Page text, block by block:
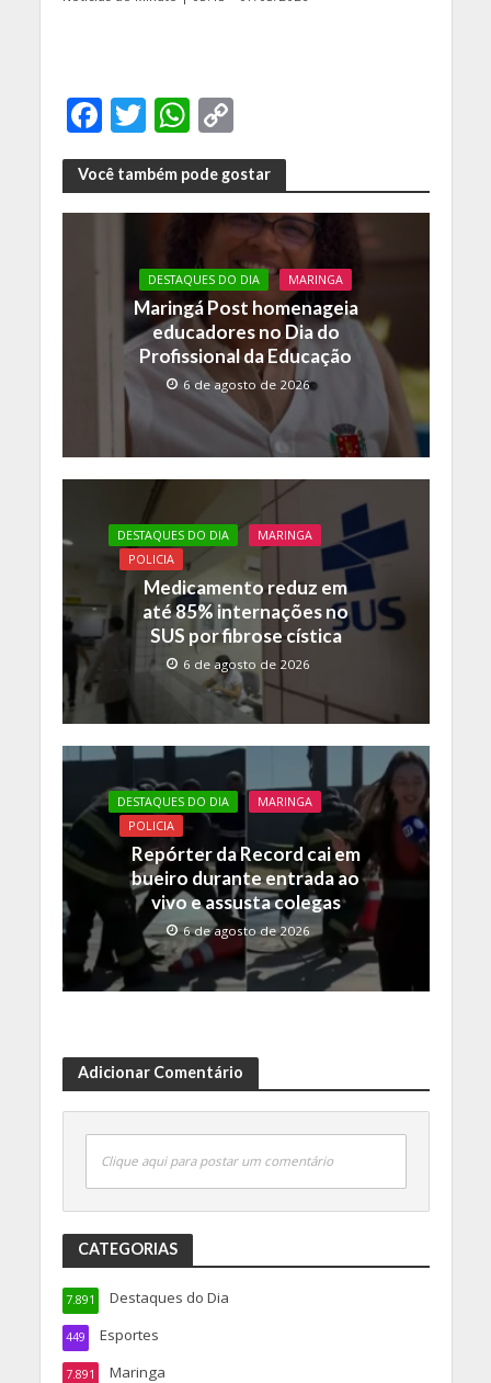
F
ac
e
b
T
w
itt
er
W
h
at
s
A
p
p
C
o
p
y
Li
n
k
Você também pode gostar
DESTAQUES DO DIA MARINGA
Maringá Post homenageia
educadores no Dia do
Profissional da Educação
6 de agosto de 2026
DESTAQUES DO DIA
MARINGA
POLICIA
Medicamento reduz em
até 85% internações no
SUS por fibrose cística
6 de agosto de 2026
DESTAQUES DO DIA
MARINGA
POLICIA
Repórter da Record cai em
bueiro durante entrada ao
vivo e assusta colegas
6 de agosto de 2026
Adicionar Comentário
Clique aqui para postar um comentário
CATEGORIAS
Destaques do Dia
7.891
Esportes
449
Maringa
7.891